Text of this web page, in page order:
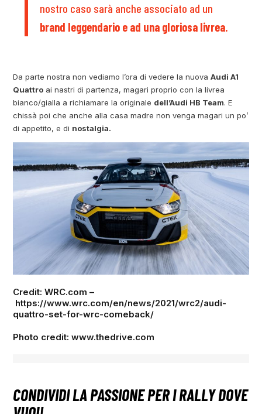
nostro caso sarà anche associato ad un
brand leggendario e ad una gloriosa livrea.
Da parte nostra non vediamo l’ora di vedere la nuovaAudi A1
Quattro ai nastri di partenza, magari proprio con la livrea
bianco/gialla a richiamare la originale dell’Audi HB Team. E
chissà poi che anche alla casa madre non venga magari un po’
di appetito, e di nostalgia.
Credit: WRC.com –
https://www.wrc.com/en/news/2021/wrc2/audi-
quattro-set-for-wrc-comeback/
Photo credit: www.thedrive.com